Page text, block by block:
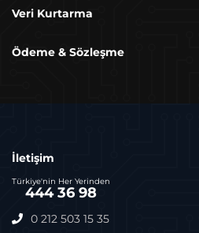
Zayi Raporu Nedir, Nasıl Alınır?
Veri Kurtarma
Ödeme & Sözleşme
İletişim
Türkiye'nin Her Yerinden
444 36 98
0 212 503 15 35